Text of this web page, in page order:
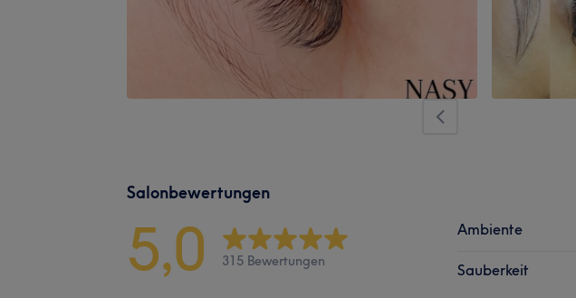
Salonbewertungen
5,0 315 Bewertungen
Ambiente
Sauberkeit